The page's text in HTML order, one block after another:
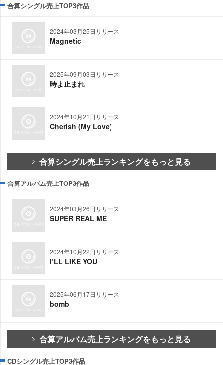
合算シングル売上TOP3作品
2024年03月25日リリース
Magnetic
2025年09月03日リリース
時よ止まれ
2024年10月21日リリース
Cherish (My Love)
合算シングル売上ランキングをもっと見る
合算アルバム売上TOP3作品
2024年03月26日リリース
SUPER REAL ME
2024年10月22日リリース
I’LL LIKE YOU
2025年06月17日リリース
bomb
合算アルバム売上ランキングをもっと見る
CDシングル売上TOP3作品